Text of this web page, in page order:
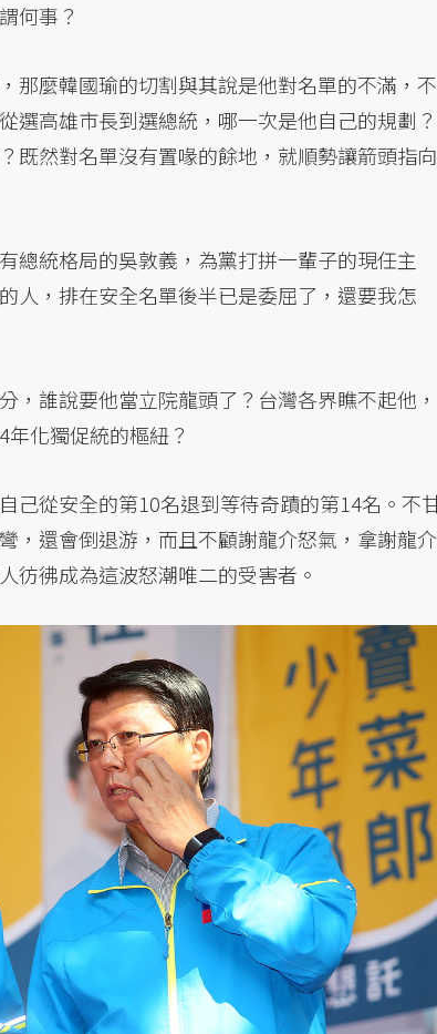
何事？
那麼韓國瑜的切割與其說是他對名單的不滿，不
選高雄市長到選總統，哪一次是他自己的規劃？
既然對名單沒有置喙的餘地，就順勢讓箭頭指向
總統格局的吳敦義，為黨打拼一輩子的現任主
人，排在安全名單後半已是委屈了，還要我怎
誰說要他當立院龍頭了？台灣各界瞧不起他，
化獨促統的樞紐？
己從安全的第10名退到等待奇蹟的第14名。不
，還會倒退游，而且不顧謝龍介怒氣，拿謝龍介
彷彿成為這波怒潮唯二的受害者。